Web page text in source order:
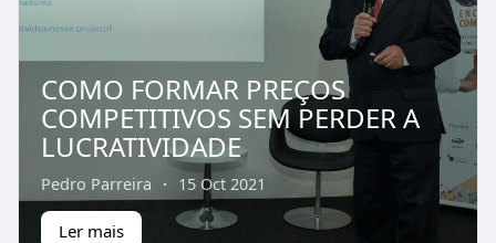
COMO FORMAR PREÇOS
COMPETITIVOS SEM PERDER A
LUCRATIVIDADE
Pedro Parreira · 15 Oct 2021
Ler mais